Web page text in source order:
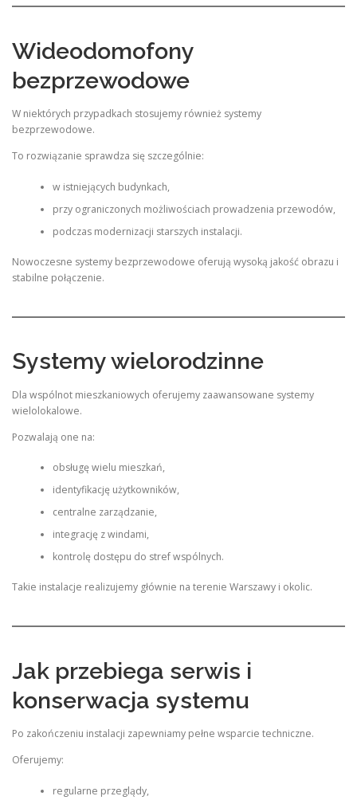
Wideodomofony
bezprzewodowe
W niektórych przypadkach stosujemy również systemy
bezprzewodowe.
To rozwiązanie sprawdza się szczególnie:
w istniejących budynkach,
przy ograniczonych możliwościach prowadzenia przewodów,
podczas modernizacji starszych instalacji.
Nowoczesne systemy bezprzewodowe oferują wysoką jakość obrazu i
stabilne połączenie.
Systemy wielorodzinne
Dla wspólnot mieszkaniowych oferujemy zaawansowane systemy
wielolokalowe.
Pozwalają one na:
obsługę wielu mieszkań,
identyfikację użytkowników,
centralne zarządzanie,
integrację z windami,
kontrolę dostępu do stref wspólnych.
Takie instalacje realizujemy głównie na terenie Warszawy i okolic.
Jak przebiega serwis i
konserwacja systemu
Po zakończeniu instalacji zapewniamy pełne wsparcie techniczne.
Oferujemy:
regularne przeglądy,